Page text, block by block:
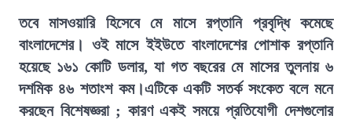
তবে মাসওয়ারি হিসেবে মে মাসে রপ্তানি প্রবৃদ্ধি কমেছে
বাংলাদেশের। ওই মাসে ইইউতে বাংলাদেশের পোশাক রপ্তানি
হয়েছে ১৬১ কোটি ডলার, যা গত বছরের মে মাসের তুলনায় ৬
দশমিক ৪৬ শতাংশ কম।এটিকে একটি সতর্ক সংকেত বলে মনে
করছেন বিশেষজ্ঞরা ; কারণ একই সময়ে প্রতিযোগী দেশগুলোর